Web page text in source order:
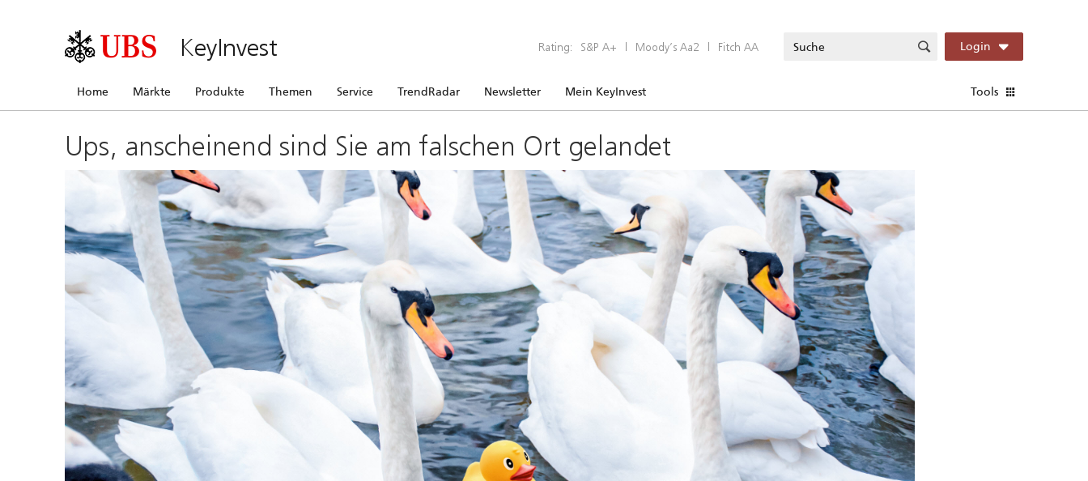
KeyInvest Rating: S&P A+ | Moody’s Aa2 | Fitch AA Login
Home Märkte Produkte Themen Service TrendRadar Newsletter Mein KeyInvest Tools
Ups, anscheinend sind Sie am falschen Ort gelandet